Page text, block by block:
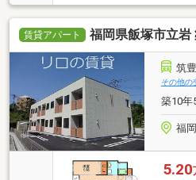
賃貸アパート 福岡県飯塚市立岩
筑
その他の
築10年
福
5.20